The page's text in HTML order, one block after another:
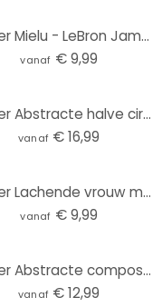
Poster Mielu - LeBron James
vanaf € 9,99
Poster Abstracte halve cirkels in warme natuurlijke kleuren - Bré - Rond
vanaf € 16,99
Poster Lachende vrouw met oranje bloemen - Hülya
vanaf € 9,99
Poster Abstracte compositie in warme aardetinten - Al Dafai - Vierkant
vanaf € 12,99